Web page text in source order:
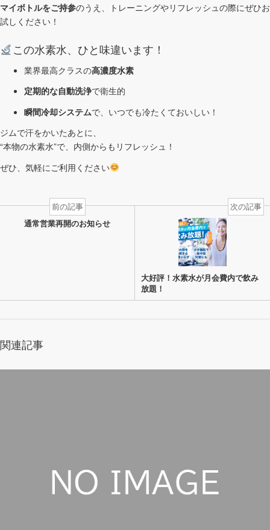
マイボトルをご持参のうえ、トレーニングやリフレッシュの際にぜひお
試しください！
この水素水、ひと味違います！
業界最高クラスの高濃度水素
定期的な自動洗浄で衛生的
瞬間冷却システムで、いつでも冷たくておいしい！
ジムで汗をかいたあとに、
“本物の水素水”で、内側からもリフレッシュ！
ぜひ、気軽にご利用ください
前の記事
通常営業再開のお知らせ
次の記事
大好評！水素水が月会費内で飲み
放題！
関連記事